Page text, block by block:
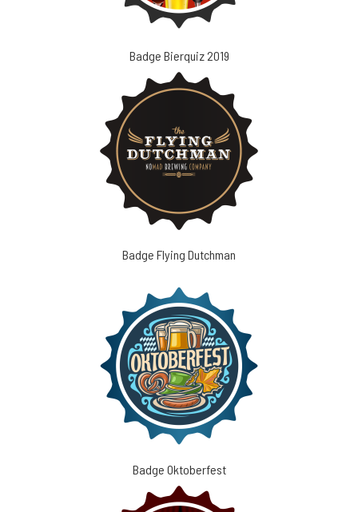
Badge Bierquiz 2019
Badge Flying Dutchman
Badge Oktoberfest